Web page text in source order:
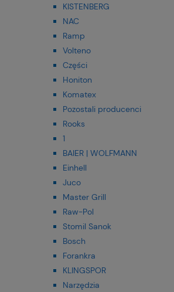
KISTENBERG
NAC
Ramp
Volteno
Części
Honiton
Komatex
Pozostali producenci
Rooks
1
BAIER | WOLFMANN
Einhell
Juco
Master Grill
Raw-Pol
Stomil Sanok
Bosch
Forankra
KLINGSPOR
Narzędzia